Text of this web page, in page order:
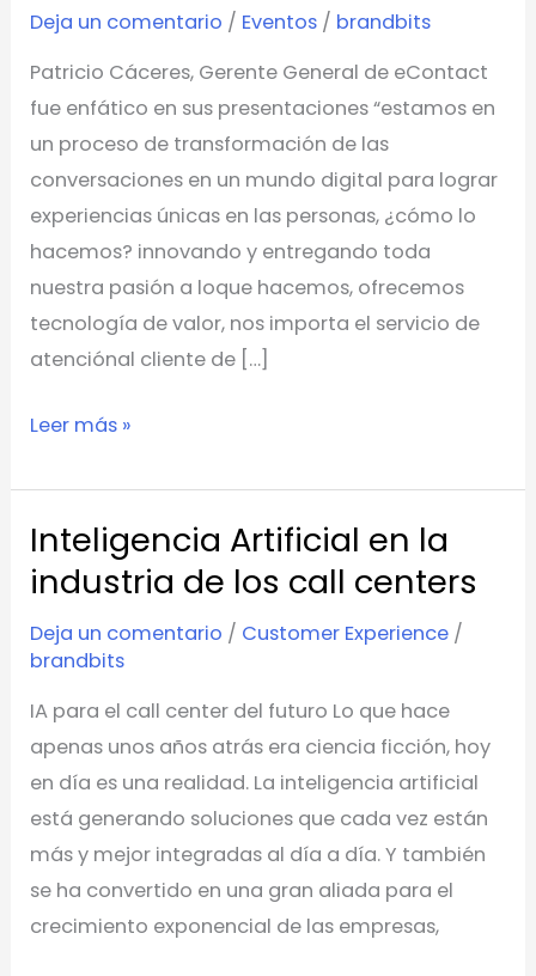
Deja un comentario / Eventos / brandbits
Patricio Cáceres, Gerente General de eContact
fue enfático en sus presentaciones “estamos en
un proceso de transformación de las
conversaciones en un mundo digital para lograr
experiencias únicas en las personas, ¿cómo lo
hacemos? innovando y entregando toda
nuestra pasión a loque hacemos, ofrecemos
tecnología de valor, nos importa el servicio de
atenciónal cliente de […]
La
Customer
Day
Leer más »
Inteligencia Artificial en la
industria de los call centers
Deja un comentario / Customer Experience /
brandbits
IA para el call center del futuro Lo que hace
apenas unos años atrás era ciencia ficción, hoy
en día es una realidad. La inteligencia artificial
está generando soluciones que cada vez están
más y mejor integradas al día a día. Y también
se ha convertido en una gran aliada para el
crecimiento exponencial de las empresas,
Inteligencia
Artificial
la
de
los
call
centers